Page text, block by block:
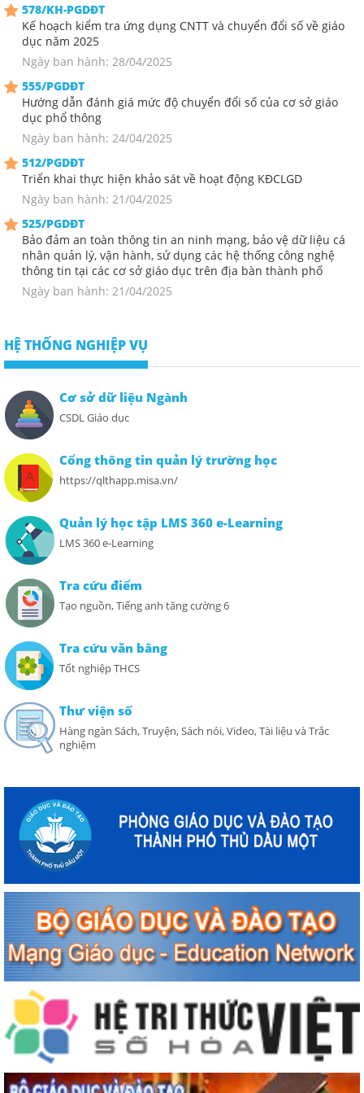
578/KH-PGDĐT
Kế hoạch kiểm tra ứng dụng CNTT và chuyển đổi số về giáo
dục năm 2025
Ngày ban hành: 28/04/2025
555/PGDĐT
Hướng dẫn đánh giá mức độ chuyển đổi số của cơ sở giáo
dục phổ thông
Ngày ban hành: 24/04/2025
512/PGDĐT
Triển khai thực hiện khảo sát về hoạt động KĐCLGD
Ngày ban hành: 21/04/2025
525/PGDĐT
Bảo đảm an toàn thông tin an ninh mạng, bảo vệ dữ liệu cá
nhân quản lý, vận hành, sử dụng các hệ thống công nghệ
thông tin tại các cơ sở giáo dục trên địa bàn thành phố
Ngày ban hành: 21/04/2025
HỆ THỐNG NGHIỆP VỤ
Cơ sở dữ liệu Ngành
CSDL Giáo dục
Cổng thông tin quản lý trường học
https://qlthapp.misa.vn/
Quản lý học tập LMS 360 e-Learning
LMS 360 e-Learning
Tra cứu điểm
Tạo nguồn, Tiếng anh tăng cường 6
Tra cứu văn bằng
Tốt nghiệp THCS
Thư viện số
Hàng ngàn Sách, Truyện, Sách nói, Video, Tài liệu và Trắc
nghiệm